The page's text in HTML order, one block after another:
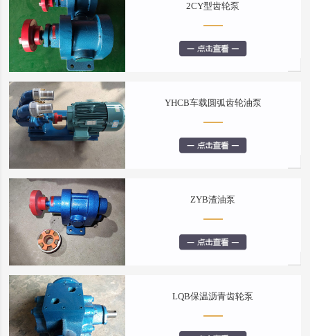
2CY型齿轮泵
YHCB车载圆弧齿轮油泵
ZYB渣油泵
LQB保温沥青齿轮泵